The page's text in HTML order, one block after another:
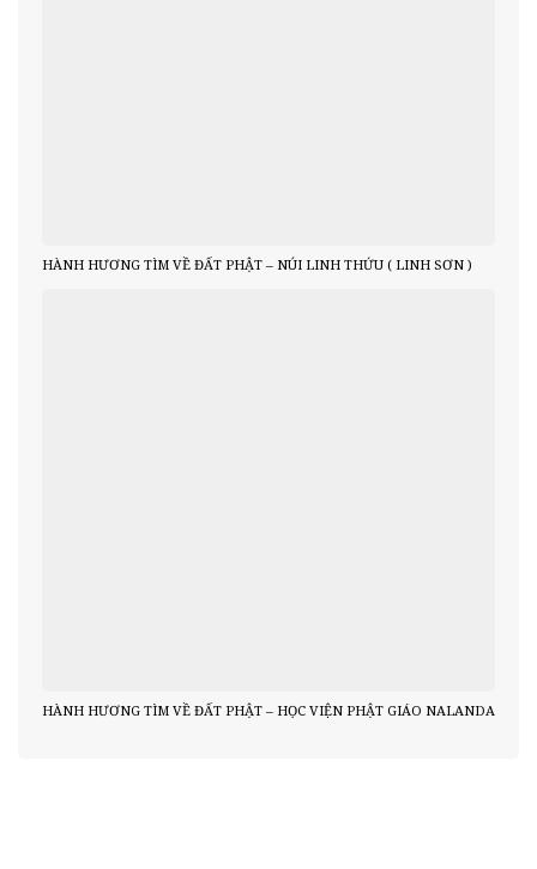
HÀNH HƯƠNG TÌM VỀ ĐẤT PHẬT – NÚI LINH THỨU ( LINH SƠN )
HÀNH HƯƠNG TÌM VỀ ĐẤT PHẬT – HỌC VIỆN PHẬT GIÁO NALANDA